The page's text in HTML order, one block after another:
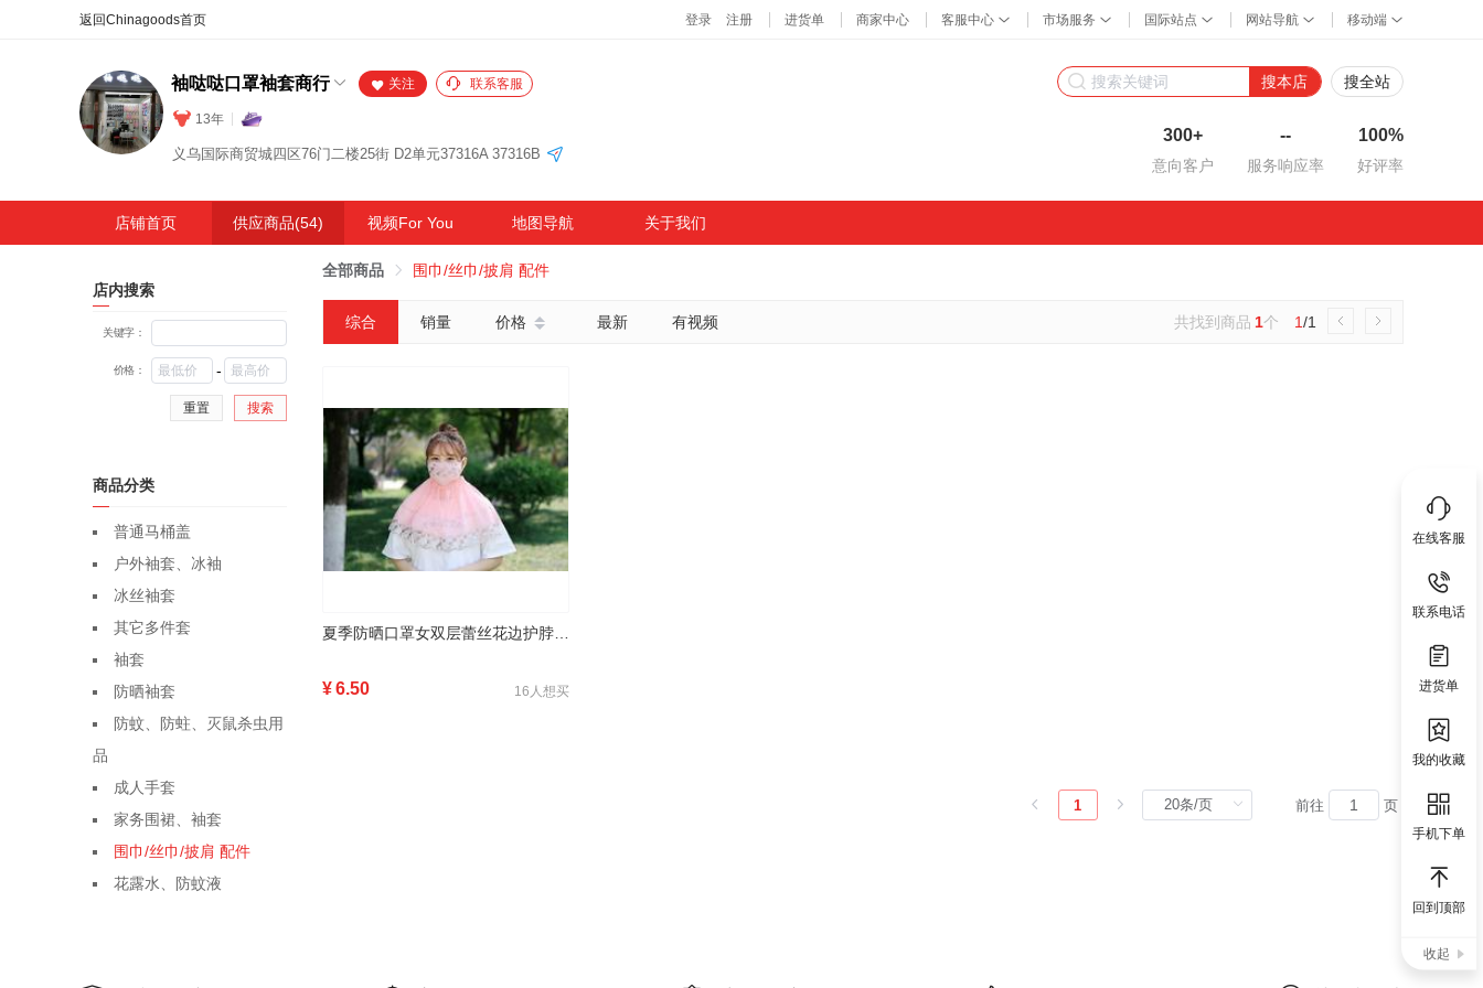
袖哒哒口罩袖套商行
13年
关注 联系客服
义乌国际商贸城四区76门二楼25街 D2单元37316A 37316B
搜本店 搜全站
300+
意向客户
--
服务响应率
100%
好评率
在线客服
联系电话
进货单
我的收藏
手机下单
回到顶部
收起
店铺首页 供应商品(54) 视频For You 地图导航 关于我们
店内搜索
关键字：
价格： -
重置 搜索
商品分类
普通马桶盖
户外袖套、冰袖
冰丝袖套
其它多件套
袖套
防晒袖套
防蚊、防蛀、灭鼠杀虫用
品
成人手套
家务围裙、袖套
围巾/丝巾/披肩 配件
花露水、防蚊液
全部商品 围巾/丝巾/披肩 配件
综合 销量 价格 最新 有视频 共找到商品 1个 1/1
¥6.50 16人想买
1 前往 页